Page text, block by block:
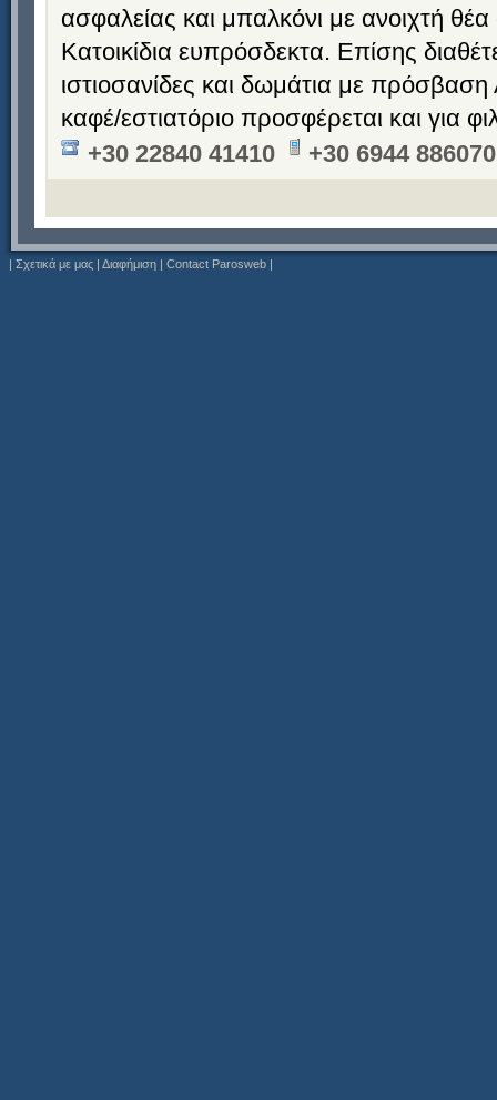
ασφαλείας και μπαλκόνι με ανοιχτή
Κατοικίδια ευπρόσδεκτα. Επίσης
ιστιοσανίδες και δωμάτια με
καφέ/εστιατόριο προσφέρεται και για
+30 22840 41410
+30 6944 886070
| Σχετικά με μας | Διαφήμιση | Contact Parosweb |